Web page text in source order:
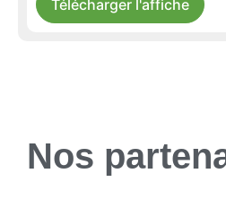
Télécharger l'affiche
Nos